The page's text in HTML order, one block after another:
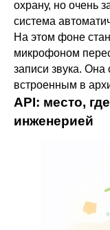
охрану, но очень
система
На этом фоне
микрофоном
записи звука. Она
встроенным в
API: место,
инженерией